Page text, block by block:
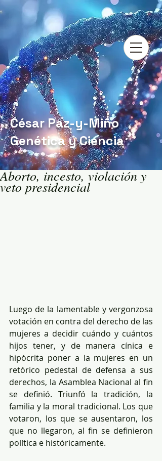
César Paz-y-Miño
Genética y Ciencia
Aborto, incesto, violación y
veto presidencial
Luego de la lamentable y vergonzosa
votación en contra del derecho de las
mujeres a decidir cuándo y cuántos
hijos tener, y de manera cínica e
hipócrita poner a la mujeres en un
retórico pedestal de defensa a sus
derechos, la Asamblea Nacional al fin
se definió. Triunfó la tradición, la
familia y la moral tradicional. Los que
votaron, los que se ausentaron, los
que no llegaron, al fin se definieron
política e históricamente.